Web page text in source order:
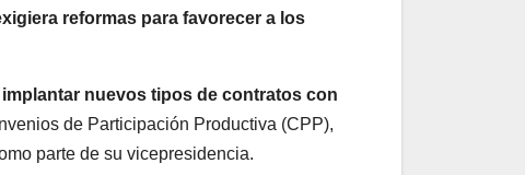
reformas para favorecer a los
implantar nuevos tipos de contratos con
de Participación Productiva (CPP),
parte de su vicepresidencia.